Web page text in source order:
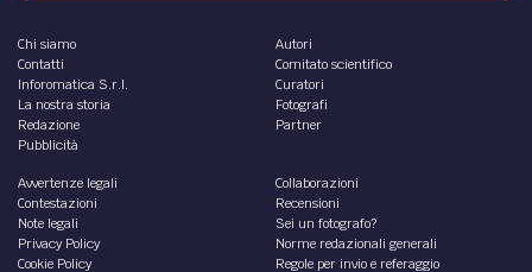
Procedura Civile, in tema di processo esecutivo…
diFilodiritto editore
DIRITTO /
prima della notifica del precetto
è legittimo il pignoramento eseguito prima della notifica
del precetto al debitore, contenente l’autorizzazione
all’esenzione del rispetto del termine dilatorio...